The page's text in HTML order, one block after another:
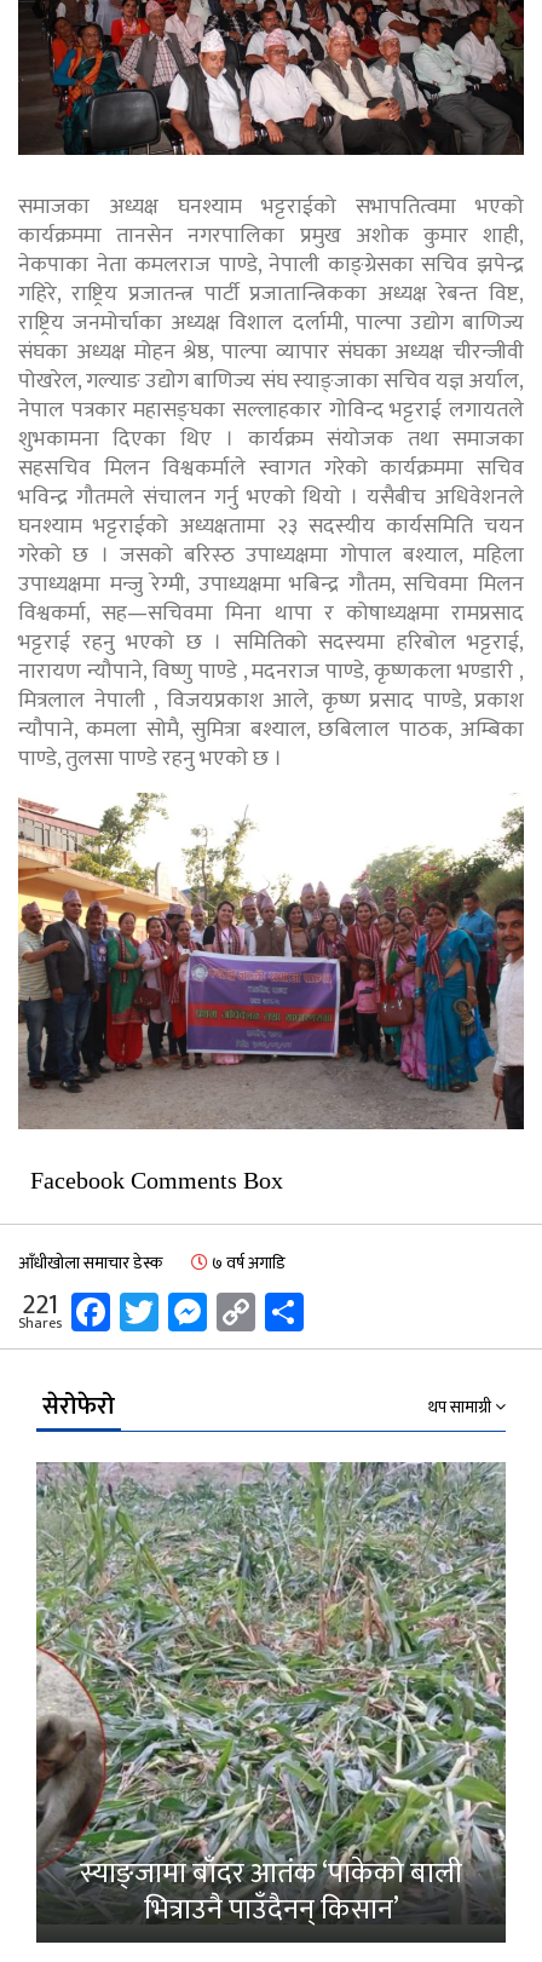
समाजका अध्यक्ष घनश्याम भट्टराईको सभापतित्वमा भएको
कार्यक्रममा तानसेन नगरपालिका प्रमुख अशोक कुमार शाही,
नेकपाका नेता कमलराज पाण्डे, नेपाली काङ्ग्रेसका सचिव झपेन्द्र
गहिरे, राष्ट्रिय प्रजातन्त्र पार्टी प्रजातान्त्रिकका अध्यक्ष रेबन्त विष्ट,
राष्ट्रिय जनमोर्चाका अध्यक्ष विशाल दर्लामी, पाल्पा उद्योग बाणिज्य
संघका अध्यक्ष मोहन श्रेष्ठ, पाल्पा व्यापार संघका अध्यक्ष चीरन्जीवी
पोखरेल, गल्याङ उद्योग बाणिज्य संघ स्याङ्जाका सचिव यज्ञ अर्याल,
नेपाल पत्रकार महासङ्घका सल्लाहकार गोविन्द भट्टराई लगायतले
शुभकामना दिएका थिए । कार्यक्रम संयोजक तथा समाजका
सहसचिव मिलन विश्वकर्माले स्वागत गरेको कार्यक्रममा सचिव
भविन्द्र गौतमले संचालन गर्नु भएको थियो । यसैबीच अधिवेशनले
घनश्याम भट्टराईको अध्यक्षतामा २३ सदस्यीय कार्यसमिति चयन
गरेको छ । जसको बरिस्ठ उपाध्यक्षमा गोपाल बश्याल, महिला
उपाध्यक्षमा मन्जु रेग्मी, उपाध्यक्षमा भबिन्द्र गौतम, सचिवमा मिलन
विश्वकर्मा, सह—सचिवमा मिना थापा र कोषाध्यक्षमा रामप्रसाद
भट्टराई रहनु भएको छ । समितिको सदस्यमा हरिबोल भट्टराई,
नारायण न्यौपाने, विष्णु पाण्डे , मदनराज पाण्डे, कृष्णकला भण्डारी ,
मित्रलाल नेपाली , विजयप्रकाश आले, कृष्ण प्रसाद पाण्डे, प्रकाश
न्यौपाने, कमला सोमै, सुमित्रा बश्याल, छबिलाल पाठक, अम्बिका
पाण्डे, तुलसा पाण्डे रहनु भएको छ ।
Facebook Comments Box
आँधीखोला समाचार डेस्क ७ वर्ष अगाडि
221
Shares Facebook
Twitter
Messenger
Copy
Link
सेरोफेरो थप सामाग्री
स्याङ्जामा बाँदर आतंक ‘पाकेको बाली
भित्राउनै पाउँदैनन् किसान’